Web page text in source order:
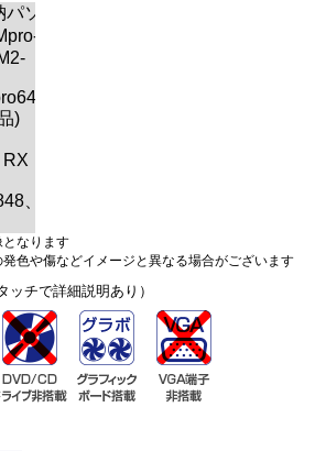
なります
色や傷などイメージと異なる場合がございます
ッチで詳細説明あり）